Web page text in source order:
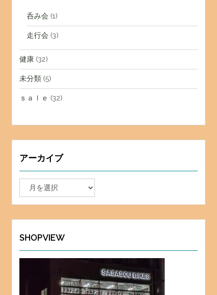
呑み会 (1)
走行会 (3)
健康(32)
未分類(5)
ｓａｌｅ (32)
アーカイブ
カ
SHOPVIEW